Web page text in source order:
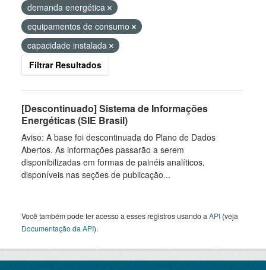
demanda energética
equipamentos de consumo
capacidade instalada
Filtrar Resultados
[Descontinuado] Sistema de Informações
Energéticas (SIE Brasil)
Aviso: A base foi descontinuada do Plano de Dados
Abertos. As informações passarão a serem
disponibilizadas em formas de painéis analíticos,
disponíveis nas seções de publicação...
Você também pode ter acesso a esses registros usando a API (veja
Documentação da API).